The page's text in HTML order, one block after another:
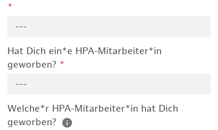
*
---
Hat Dich ein*e HPA-Mitarbeiter*in
geworben? *
---
Welche*r HPA-Mitarbeiter*in hat Dich
geworben?